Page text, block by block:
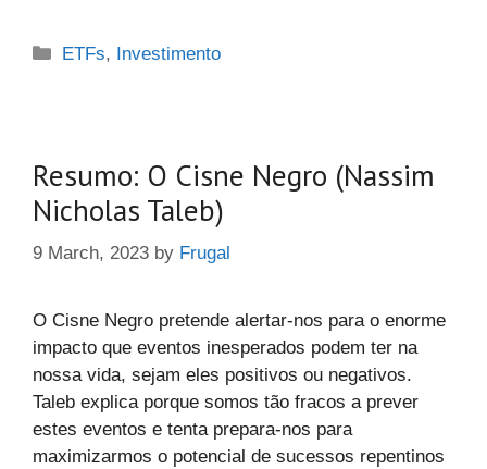
Categories
ETFs, Investimento
Resumo: O Cisne Negro (Nassim
Nicholas Taleb)
9 March, 2023 by Frugal
O Cisne Negro pretende alertar-nos para o enorme
impacto que eventos inesperados podem ter na
nossa vida, sejam eles positivos ou negativos.
Taleb explica porque somos tão fracos a prever
estes eventos e tenta prepara-nos para
maximizarmos o potencial de sucessos repentinos